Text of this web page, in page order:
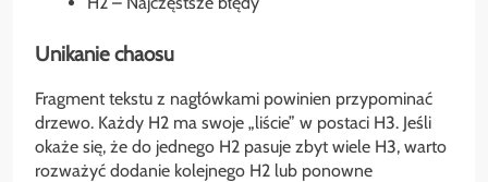
Unikanie chaosu
Fragment tekstu z nagłówkami powinien przypominać
drzewo. Każdy H2 ma swoje „liście” w postaci H3. Jeśli
okaże się, że do jednego H2 pasuje zbyt wiele H3, warto
rozważyć dodanie kolejnego H2 lub ponowne